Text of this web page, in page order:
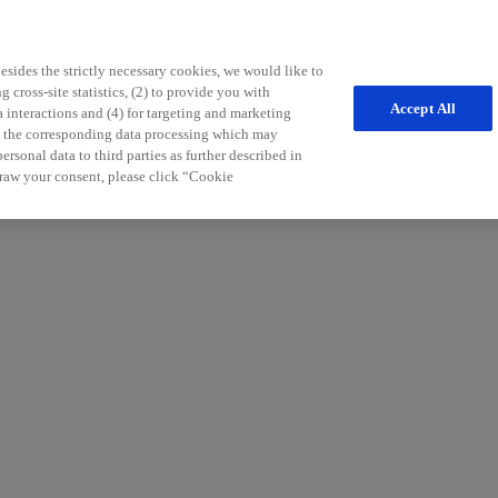
Tipps für die Patientenbetreuung möchten wir Sie in Ihrem
Sie.
the strictly necessary cookies, we would like to
cross-site statistics, (2) to provide you with
and (4) for targeting and marketing
corresponding data processing which may
data to third parties as further described in
your consent, please click “Cookie
Accept All